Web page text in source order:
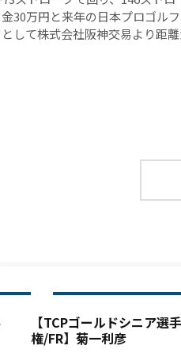
30万円と来年の日本プロゴル
して株式会社阪神交易より距
ゴールドシニア”では初出場で
【TCPゴールドシニア選
権/FR】菊一利彦